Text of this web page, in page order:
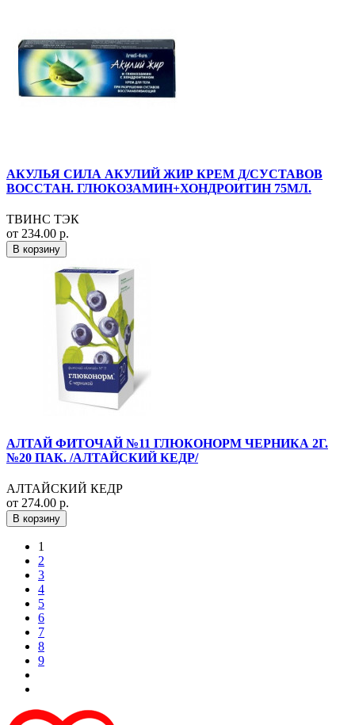
АКУЛЬЯ СИЛА АКУЛИЙ ЖИР КРЕМ Д/СУСТАВОВ
ВОССТАН. ГЛЮКОЗАМИН+ХОНДРОИТИН 75МЛ.
ТВИНС ТЭК
от 234.00 р.
В корзину
АЛТАЙ ФИТОЧАЙ №11 ГЛЮКОНОРМ ЧЕРНИКА 2Г.
№20 ПАК. /АЛТАЙСКИЙ КЕДР/
АЛТАЙСКИЙ КЕДР
от 274.00 р.
В корзину
1
2
3
4
5
6
7
8
9